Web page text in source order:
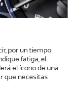
por un tiempo
fatiga, el
el ícono de una
que necesitas